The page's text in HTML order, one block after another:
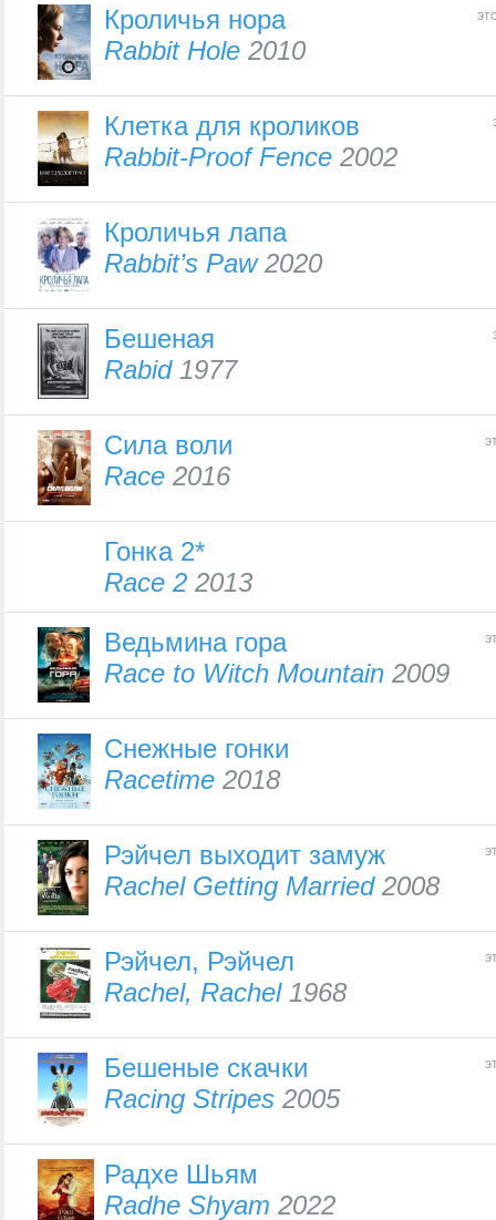
Кроличья нора
Rabbit Hole 2010
Клетка для кроликов
Rabbit-Proof Fence 2002
Кроличья лапа
Rabbit’s Paw2020
Бешеная
Rabid1977
Сила воли
Race 2016
Гонка 2*
Race 2 2013
Ведьмина гора
Race to Witch Mountain 2009
Снежные гонки
Racetime 2018
Рэйчел выходит замуж
Rachel Getting Married2008
Рэйчел, Рэйчел
Rachel, Rachel1968
Бешеные скачки
Racing Stripes 2005
Радхе Шьям
Radhe Shyam 2022